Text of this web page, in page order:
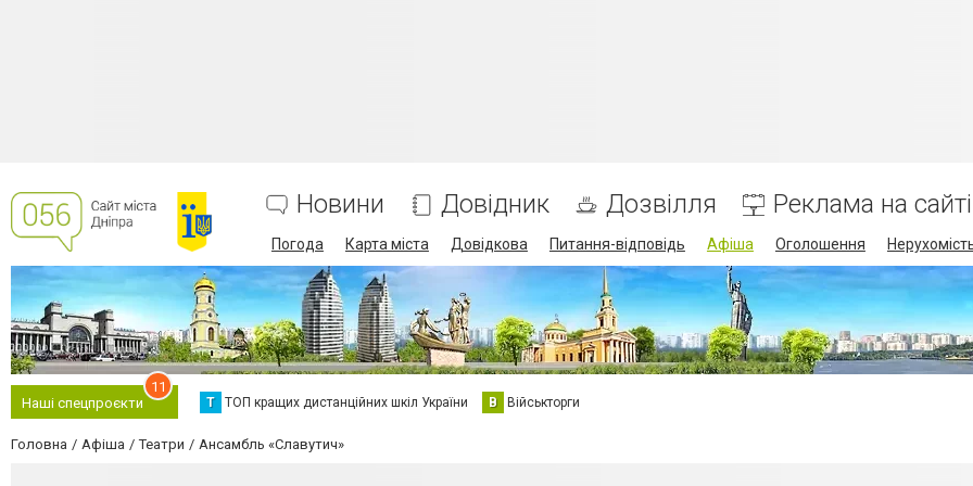
Новини Довідник Дозвілля Реклама на сайті
Погода Карта міста Довідкова Питання-відповідь Афіша Оголошення
Наші спецпроєкти
11
Т ТОП кращих дистанційних шкіл України В Військторги
Головна Афіша Театри Ансамбль «Славутич»